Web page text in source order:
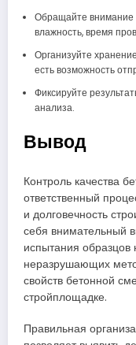
Обращайте внимание
влажность, время
Организуйте
есть возможность
Фиксируйте
анализа.
Вывод
Контроль качества
ответственный
и долговечность
себя внимательный
испытания образцов
неразрушающих
свойств бетонной
стройплощадке.
Правильная